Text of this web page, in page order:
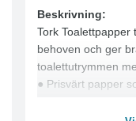
Beskrivning:
Tork
behoven och ger
toalettutrymmen
● Prisvärt papper
● Det här